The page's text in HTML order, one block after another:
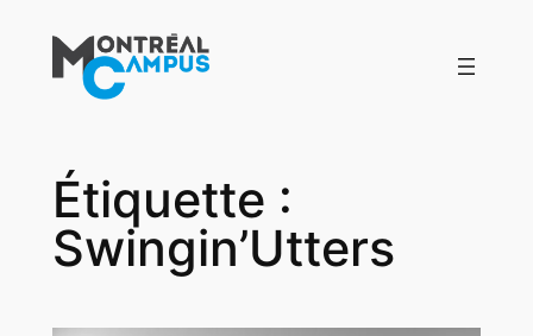
contenu
Étiquette :
Swingin’Utters